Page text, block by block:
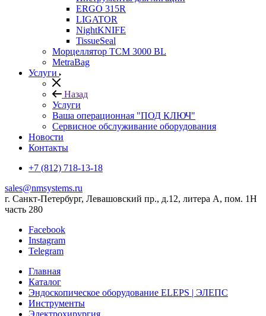
ERGO 315R
LIGATOR
NightKNIFE
TissueSeal
Морцеллятор ТСМ 3000 BL
MetraBag
Услуги
Назад
Услуги
Ваша операционная "ПОД КЛЮЧ"
Сервисное обслуживание оборудования
Новости
Контакты
+7 (812) 718-13-18
sales@nmsystems.ru
г. Санкт-Петербург, Левашовский пр., д.12, литера А, пом. 1Н
часть 280
Facebook
Instagram
Telegram
Главная
Каталог
Эндоскопическое оборудование ELEPS | ЭЛЕПС
Инструменты
Электрохирургия